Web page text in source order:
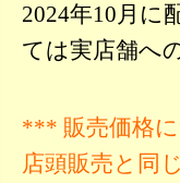
2024年10月に
ては実店舗へ
*** 販売価格
店頭販売と同